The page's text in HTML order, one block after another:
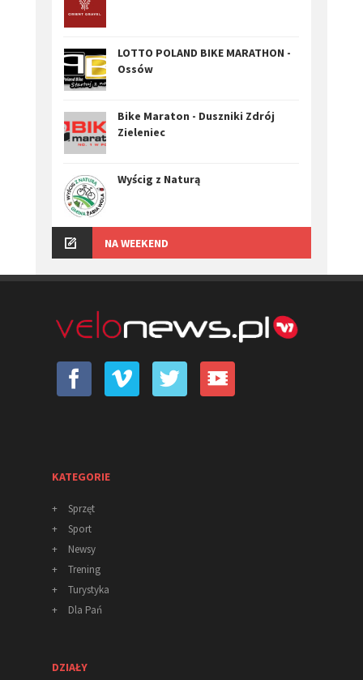
LOTTO POLAND BIKE MARATHON -
Ossów
Bike Maraton - Duszniki Zdrój
Zieleniec
Wyścig z Naturą
NA WEEKEND
KATEGORIE
+
Sprzęt
+
Sport
+
Newsy
+
Trening
+
Turystyka
+
Dla Pań
DZIAŁY